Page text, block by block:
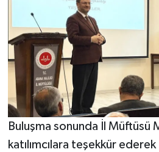
Buluşma sonunda İl Müftüsü
katılımcılara teşekkür
Kocaeli Müftülüğü
Konya Müftülüğü
Kütahya Müftülüğü
Malatya Müftülüğü
Manisa Müftülüğü